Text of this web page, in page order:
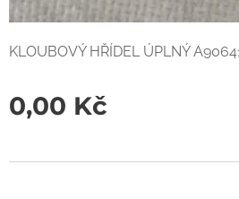
KLOUBOVÝ HŘÍDEL ÚPLNÝ
0,00 Kč